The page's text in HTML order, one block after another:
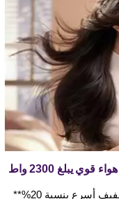
يجعل تدفق الهواء بقوة 2300 واط عملية التجفيف أسرع بنسبة 20%**